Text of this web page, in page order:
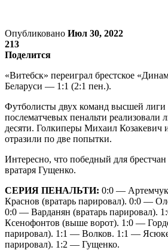
Опубликовано Июл 30, 2022
213
Поделится
«Витебск» переиграл брестское
Беларуси — 1:1 (2:1 пен.).
Футболисты двух команд высшей лиги
послематчевых пенальти реализовали
десяти. Голкиперы Михаил
отразили по две попытки.
Интересно, что победный для брестчан
вратаря Гущенко.
СЕРИЯ ПЕНАЛЬТИ: 0:0 —
Краснов (вратарь парировал). 0:0 —
0:0 — Варданян (вратарь
Ксенофонтов (выше ворот). 1:0 —
парировал). 1:1 — Волков. 1:1 —
парировал). 1:2 — Гущенко.